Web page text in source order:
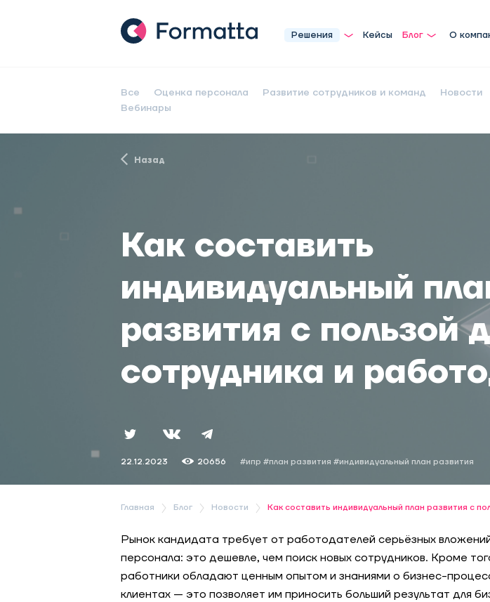
Решения Кейсы Блог О
Все Оценка персонала Развитие сотрудников и команд Новости
Вебинары
Назад
Как составить
индивидуальный
развития с пользой
сотрудника и
22.12.2023 20656 #ипр #план развития #индивидуальный план развития
Главная Блог Новости Как составить индивидуальный план развития с
Рынок кандидата требует от работодателей серьёзных
персонала: это дешевле, чем поиск новых сотрудников. Кроме
работники обладают ценным опытом и знаниями о бизнес-
клиентах — это позволяет им приносить больший результат для